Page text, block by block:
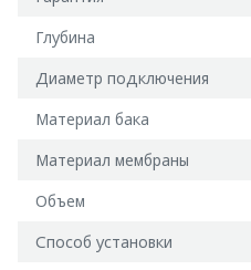
Глубина
Диаметр подключения
Материал бака
Материал мембраны
Объем
Способ установки